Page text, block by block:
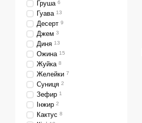
Груша 6
Гуава 13
Десерт 9
Джем 3
Диня 13
Ожина 15
Жуйка 8
Желейки 7
Суниця 2
Зефир 1
Інжир 2
Кактус 8